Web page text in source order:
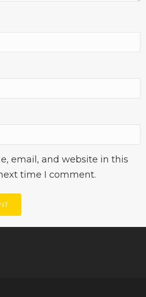
email, and website in this
time I comment.